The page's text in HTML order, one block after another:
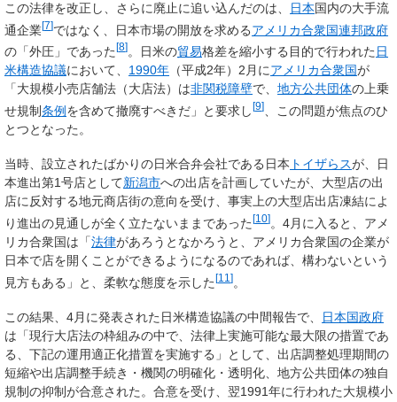
この法律を改正し、さらに廃止に追い込んだのは、 日本国内の大手流
通企業[7]ではなく、日本市場の開放を求めるアメリカ合衆国連邦政府
の「外圧」であった [8] 。日米の貿易格差を縮小する目的で行われた 日
米構造協議において、 1990年 （平成2年）2月にアメリカ合衆国が
「大規模小売店舗法（大店法）は非関税障壁で、 地方公共団体の上乗
せ規制条例 を含めて撤廃すべきだ」と要求し[9]
、この問題が焦点のひ
とつとなった。
当時、設立されたばかりの日米合弁会社である日本 トイザらスが、日
本進出第1号店として新潟市への出店を計画していたが、大型店の出
店に反対する地元商店街の意向を受け、事実上の大型店出店凍結によ
り進出の見通しが全く立たないままであった [10] 。4月に入ると、アメ
リカ合衆国は「法律があろうとなかろうと、アメリカ合衆国の企業が
日本で店を開くことができるようになるのであれば、構わないという
見方もある」と、柔軟な態度を示した[11 ]。
この結果、4月に発表された日米構造協議の中間報告で、
日本国政府
は「現行大店法の枠組みの中で、法律上実施可能な最大限の措置であ
る、下記の運用適正化措置を実施する」として、出店調整処理期間の
短縮や出店調整手続き・機関の明確化・透明化、地方公共団体の独自
規制の抑制が合意された。合意を受け、翌1991年に行われた大規模小